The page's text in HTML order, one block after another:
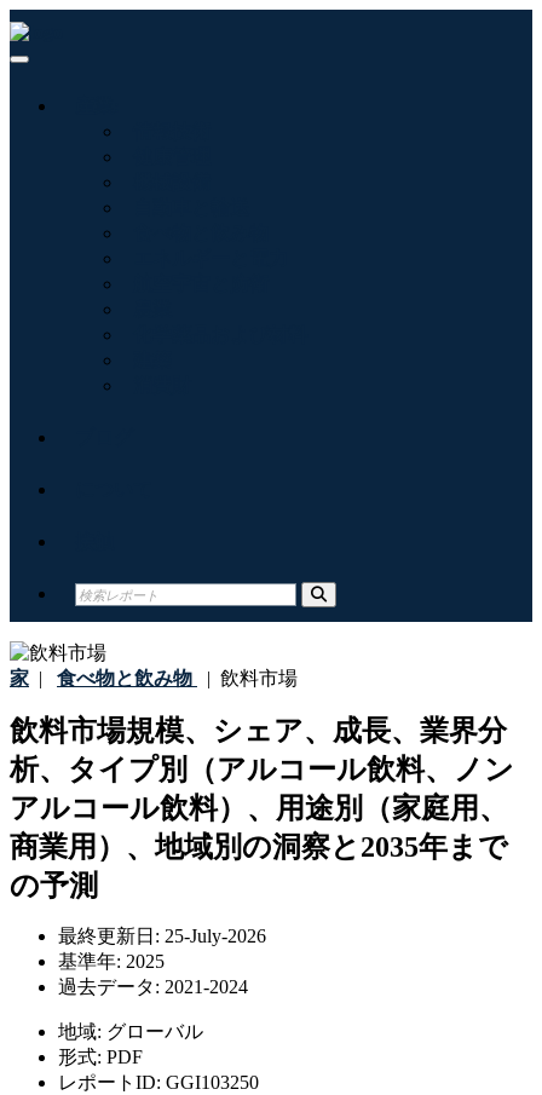
家 | 食べ物と飲み物 | 飲料市場
飲料市場規模、シェア、成長、業界分
析、タイプ別（アルコール飲料、ノン
アルコール飲料）、用途別（家庭用、
商業用）、地域別の洞察と2035年まで
の予測
最終更新日: 25-July-2026
基準年: 2025
過去データ: 2021-2024
地域: グローバル
形式: PDF
レポートID: GGI103250